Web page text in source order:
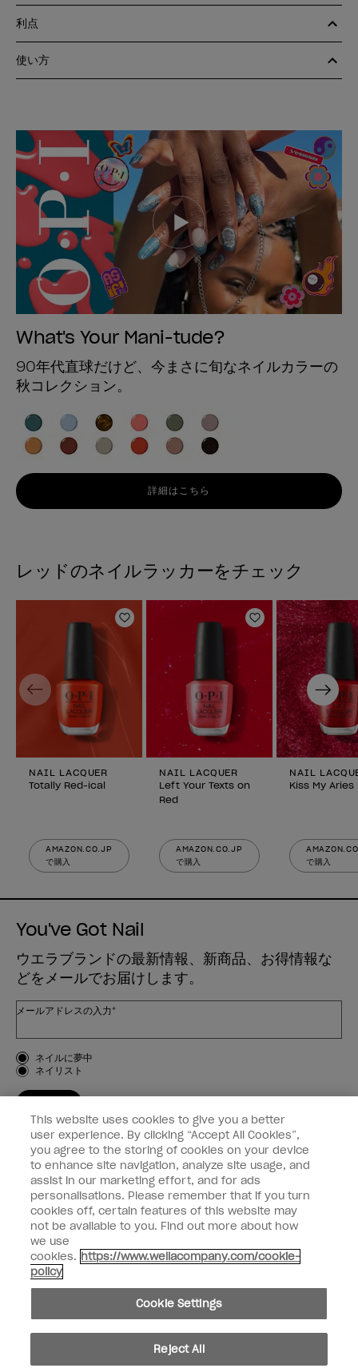
利点
使い方
What's Your Mani-tude?
90年代直球だけど、今まさに旬なネイルカラーの
秋コレクション。
詳細はこちら
レッドのネイルラッカーをチェック
ほしいものリストに追加
NAIL LACQUER
Totally Red-ical
AMAZON.CO.JP
で購入
ほしいものリス
NAIL LACQUER
Left Your Texts on
Red
AMAZON.CO.JP
で購入
NAIL
Kiss My Aries
で購入
Previous Next
You've Got Nail
ウエラブランドの最新情報、新商品、お得情報な
どをメールでお届けします。
メールアドレスの入力*
お客様のタイプ
ネイルに夢中
ネイリスト
OPI
個人情報の取り扱い
facebookinstagram
個人情報を共有または販売しないでください
© Copyright 2024, Wella Operations US LLC, 無断複写・転載を禁じます。
This website uses cookies to give you a better
user experience. By clicking “Accept All Cookies”,
you agree to the storing of cookies on your device
to enhance site navigation, analyze site usage, and
assist in our marketing effort, and for ads
personalisations. Please remember that if you turn
cookies off, certain features of this website may
not be available to you. Find out more about how
we use
cookies. https://www.wellacompany.com/cookie-
policy
Cookie Settings
Reject All